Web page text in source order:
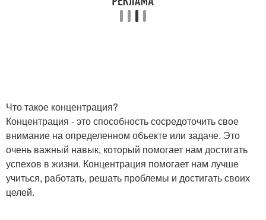
Что такое концентрация?
Концентрация - это способность сосредоточить свое
внимание на определенном объекте или задаче. Это
очень важный навык, который помогает нам достигать
успехов в жизни. Концентрация помогает нам лучше
учиться, работать, решать проблемы и достигать своих
целей.